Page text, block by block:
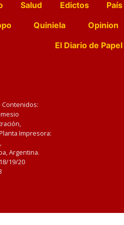
Salud Edictos País
Quiniela Opinion
El Diario de
Impresora:
Argentina.
19/20